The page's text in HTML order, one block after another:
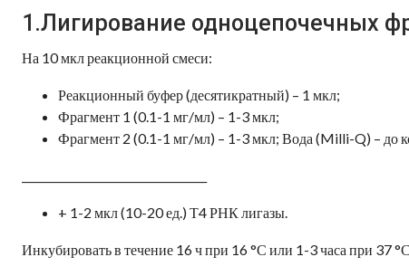
1.Лигирование одноцепочечных
На 10 мкл реакционной смеси:
Реакционный буфер (десятикратный) – 1 мкл;
Фрагмент 1 (0.1-1 мг/мл) – 1-3 мкл;
Фрагмент 2 (0.1-1 мг/мл) – 1-3 мкл; Вода (Milli-Q) – до
+ 1-2 мкл (10-20 ед.) Т4 РНК лигазы.
Инкубировать в течение 16 ч при 16 °С или 1-3 часа при 37 °С.